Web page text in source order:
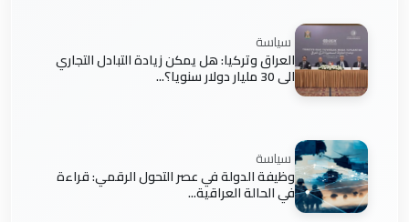
سياسة
العراق وتركيا: هل يمكن زيادة التبادل التجاري
الى 30 مليار دولار سنويا؟...
سياسة
وظيفة الدولة في عصر التحول الرقمي: قراءة
في الحالة العراقية...